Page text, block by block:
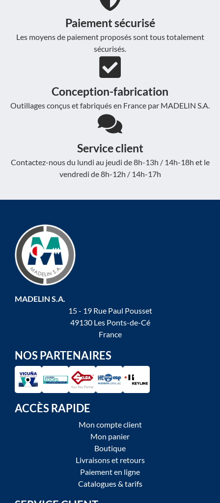
Paiement sécurisé
Les moyens de paiement proposés sont tous totalement
sécurisés.
Conception-fabrication
Outillages conçus et fabriqués en France par MADELIN S.A.
Service client
Contactez-nous du lundi au jeudi de 8h-13h / 14h-18h et le
vendredi de 8h-12h / 14h-17h
MADELIN S.A.
15 - 19 Rue Paul Pousset
49130 Les Ponts-de-Cé
France
NOS PARTENAIRES
ACCÈS RAPIDE
Mon compte client
Mon panier
Boutique
Livraisons et retours
Paiement en ligne
Catalogues & tarifs